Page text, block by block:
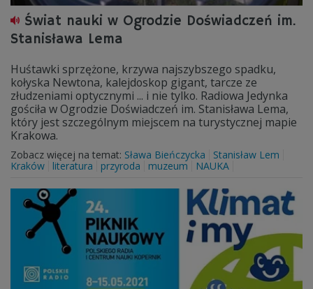
Świat nauki w Ogrodzie Doświadczeń im.
Stanisława Lema
Huśtawki sprzężone, krzywa najszybszego spadku,
kołyska Newtona, kalejdoskop gigant, tarcze ze
złudzeniami optycznymi ... i nie tylko. Radiowa Jedynka
gościła w Ogrodzie Doświadczeń im. Stanisława Lema,
który jest szczególnym miejscem na turystycznej mapie
Krakowa.
Zobacz więcej na temat: Sława Bieńczycka
Stanisław Lem
Kraków
literatura przyroda muzeum NAUKA